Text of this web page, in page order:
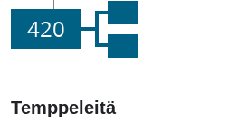
420
Temppeleitä